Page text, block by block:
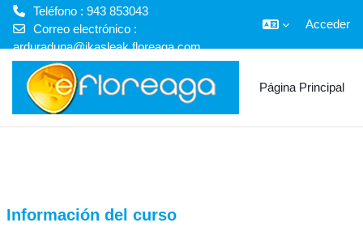
Teléfono : 943 853043
Correo electrónico :
arduraduna@ikasleak.floreaga.com
Acceder
Página Principal
Información del curso